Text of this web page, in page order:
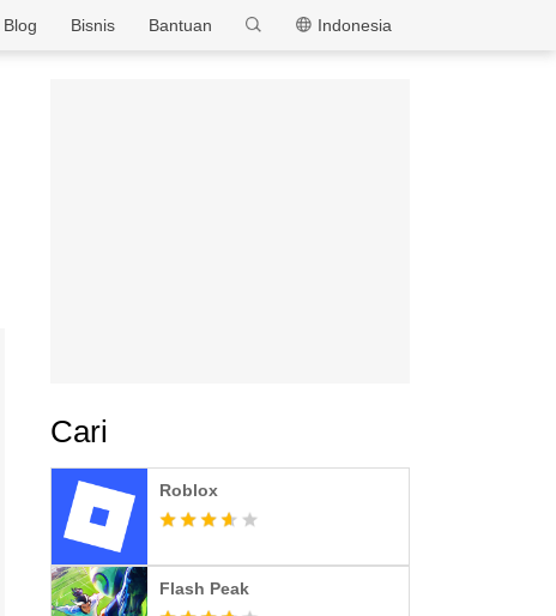
MEmu
Indonesia
Bantuan
Bisnis
Blog
Cari
Roblox
Flash Peak